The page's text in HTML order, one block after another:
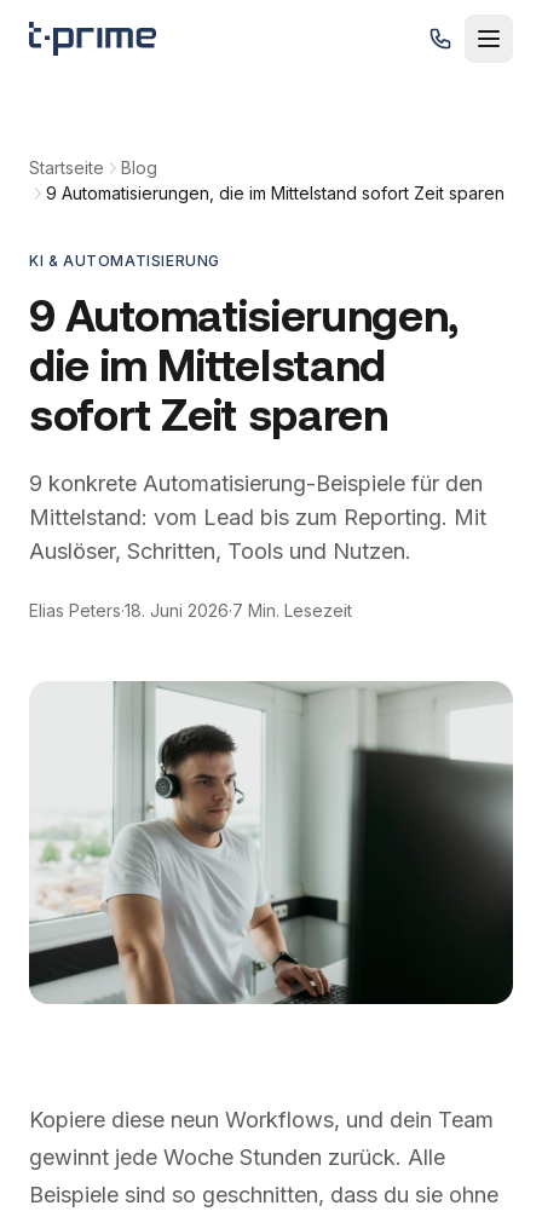
Zum Inhalt springen
Startseite
Blog
9 Automatisierungen, die im Mittelstand sofort Zeit sparen
KI & AUTOMATISIERUNG
9 Automatisierungen,
die im Mittelstand
sofort Zeit sparen
9 konkrete Automatisierung-Beispiele für den
Mittelstand: vom Lead bis zum Reporting. Mit
Auslöser, Schritten, Tools und Nutzen.
Elias Peters·18. Juni 2026·7 Min. Lesezeit
Kopiere diese neun Workflows, und dein Team
gewinnt jede Woche Stunden zurück. Alle
Beispiele sind so geschnitten, dass du sie ohne